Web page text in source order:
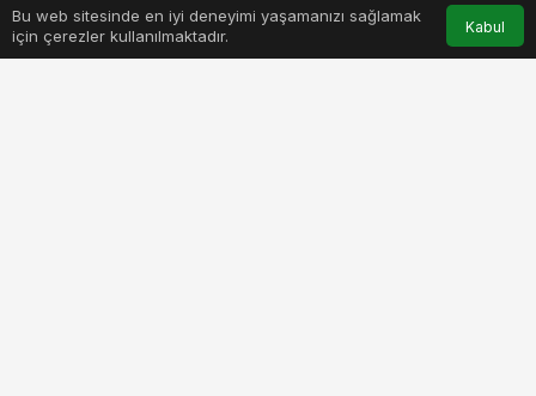
Bu web sitesinde en iyi deneyimi yaşamanızı sağlamak
için çerezler kullanılmaktadır.
Kabul
Anasayfa Akış Hesabım Bildirimler